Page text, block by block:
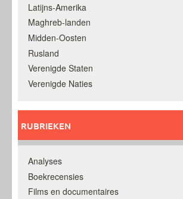
Latijns-Amerika
Maghreb-landen
Midden-Oosten
Rusland
Verenigde Staten
Verenigde Naties
RUBRIEKEN
Analyses
Boekrecensies
Films en documentaires